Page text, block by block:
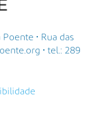
• Rua das
• tel.: 289